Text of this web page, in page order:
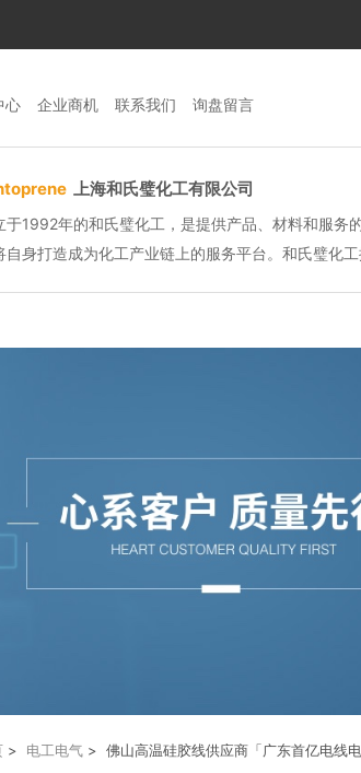
心 企业商机 联系我们 询盘留言
上海和氏璧化工有限公司
于1992年的和氏璧化工，是提供产品、材料和服务
自身打造成为化工产业链上的服务平台。和氏璧化
> 电工电气 > 佛山高温硅胶线供应商「广东首亿电线电